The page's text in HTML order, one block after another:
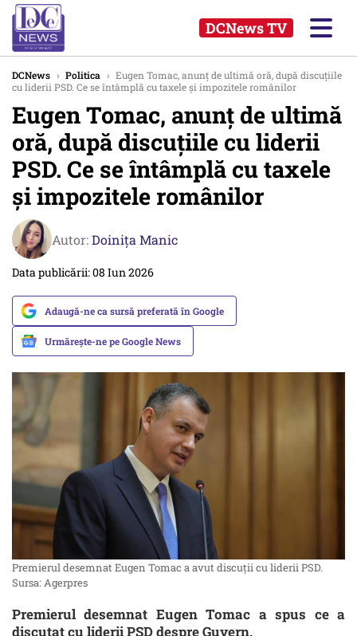
DCNews TV
DCNews › Politica › Eugen Tomac, anunț de ultimă oră, după discuțiile
cu liderii PSD. Ce se întâmplă cu taxele și impozitele românilor
Eugen Tomac, anunț de ultimă
oră, după discuțiile cu liderii
PSD. Ce se întâmplă cu taxele
și impozitele românilor
Autor:Doinița Manic
Data publicării: 08 Iun 2026
Adaugă-ne ca sursă preferată în Google
Urmărește-ne pe Google News
Premierul desemnat Eugen Tomac a avut discuții cu liderii PSD.
Sursa: Agerpres
Premierul desemnat Eugen Tomac a spus ce a
discutat cu liderii PSD despre Guvern.